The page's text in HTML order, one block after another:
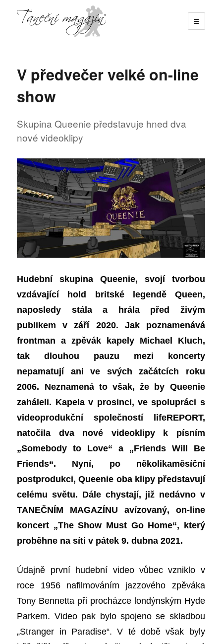
☰
V předvečer velké on-line
show
Skupina Queenie představuje hned dva
nové videoklipy
Hudební skupina Queenie, svojí tvorbou
vzdávající hold britské legendě Queen,
naposledy stála a hrála před živým
publikem v září 2020. Jak poznamenává
frontman a zpěvák kapely Michael Kluch,
tak dlouhou pauzu mezi koncerty
nepamatují ani ve svých začátcích roku
2006. Neznamená to však, že by Queenie
zaháleli. Kapela v prosinci, ve spolupráci s
videoprodukční společností lifeREPORT,
natočila dva nové videoklipy k písním
„Somebody to Love“ a „Friends Will Be
Friends“. Nyní, po několikaměsíční
postprodukci, Queenie oba klipy představují
celému světu. Dále chystají, již nedávno v
TANEČNÍM MAGAZÍNU avízovaný, on-line
koncert „The Show Must Go Home“, který
proběhne na síti v pátek 9. dubna 2021.
Údajně první hudební video vůbec vzniklo v
roce 1956 nafilmováním jazzového zpěváka
Tony Bennetta při procházce londýnským Hyde
Parkem. Video pak bylo spojeno se skladbou
„Stranger in Paradise“. V té době však byly